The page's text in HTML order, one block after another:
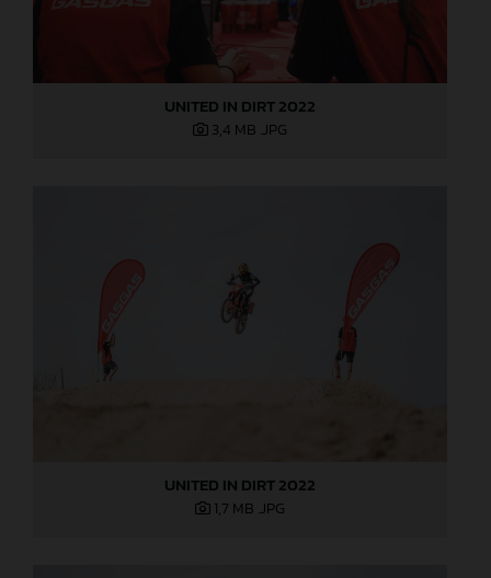
UNITED IN DIRT 2022
3,4 MB .JPG
UNITED IN DIRT 2022
1,7 MB .JPG